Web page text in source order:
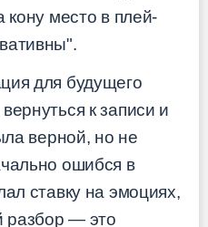
кону место в плей-
для будущего
к записи и
верной, но не
ошибся в
ставку на эмоциях,
разбор — это